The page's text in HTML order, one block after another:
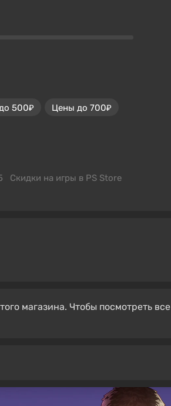
500₽
Цены до 700₽
Скидки на игры в PS Store
магазина. Чтобы посмотреть все